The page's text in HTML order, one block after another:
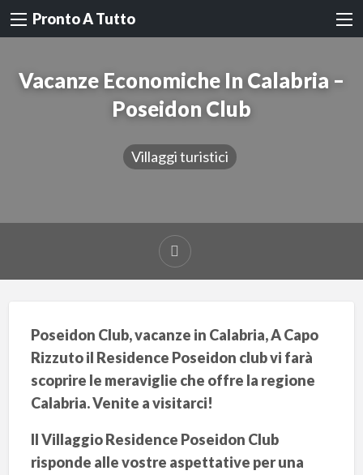
Pronto A Tutto
Vacanze Economiche In Calabria –
Poseidon Club
Villaggi turistici
Poseidon Club, vacanze in Calabria, A Capo
Rizzuto il Residence Poseidon club vi farà
scoprire le meraviglie che offre la regione
Calabria. Venite a visitarci!
Il Villaggio Residence Poseidon Club
risponde alle vostre aspettative per una